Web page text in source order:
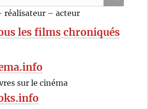
– acteur
les films chroniqués
sur le cinéma